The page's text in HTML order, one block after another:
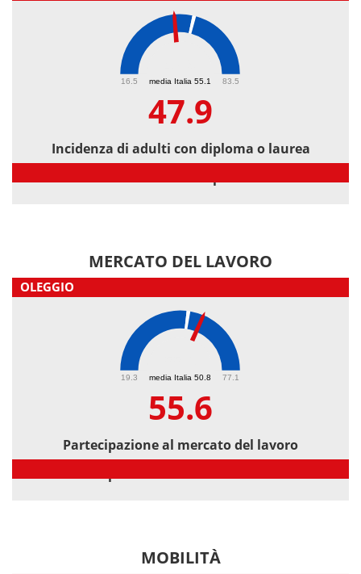
media Italia 55.1
16.5 83.5
47.9
Incidenza di adulti con diploma o laurea
MERCATO DEL LAVORO
OLEGGIO
media Italia 50.8
19.3 77.1
55.6
Partecipazione al mercato del lavoro
MOBILITÀ